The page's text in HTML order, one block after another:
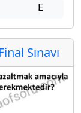
E
Sınavı